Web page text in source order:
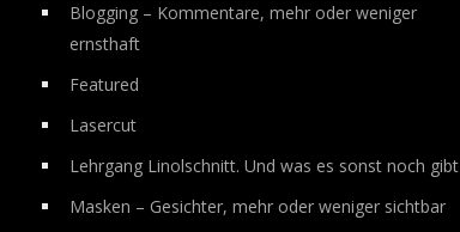
Blogging – Kommentare, mehr oder weniger
ernsthaft
Featured
Lasercut
Lehrgang Linolschnitt. Und was es sonst noch gibt
Masken – Gesichter, mehr oder weniger sichtbar